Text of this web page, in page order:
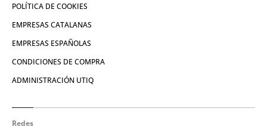
POLÍTICA DE COOKIES
EMPRESAS CATALANAS
EMPRESAS ESPAÑOLAS
CONDICIONES DE COMPRA
ADMINISTRACIÓN UTIQ
Redes